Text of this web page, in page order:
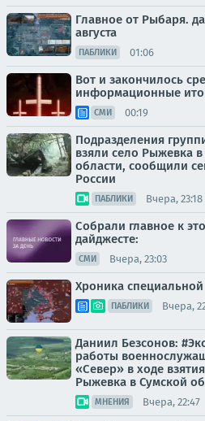
Главное от Рыбаря.
августа
ПАБЛИКИ 01:06
Вот и закончилось
информационные
СМИ 00:19
Подразделения
взяли село Рыжевка
области, сообщили
России
ПАБЛИКИ Вчера, 23:18
Собрали главное к
дайджесте:
СМИ Вчера, 23:03
Хроника
ПАБЛИКИ Вчера,
Даниил Безсонов:
работы
«Север» в ходе
Рыжевка в Сумской
МНЕНИЯ Вчера, 22:47